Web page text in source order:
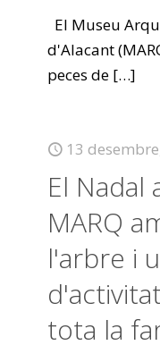
El Museu
d'Alacant
peces de […]
13
El Nadal
MARQ
l'arbre i
tota la